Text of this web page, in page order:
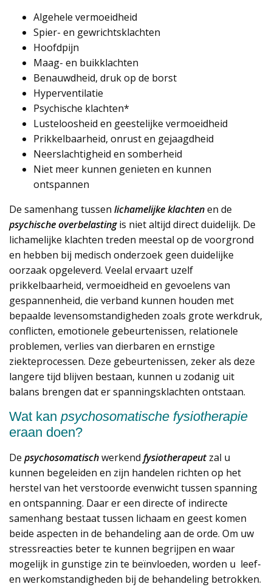
Algehele vermoeidheid
Spier- en gewrichtsklachten
Hoofdpijn
Maag- en buikklachten
Benauwdheid, druk op de borst
Hyperventilatie
Psychische klachten*
Lusteloosheid en geestelijke vermoeidheid
Prikkelbaarheid, onrust en gejaagdheid
Neerslachtigheid en somberheid
Niet meer kunnen genieten en kunnen
ontspannen
De samenhang tussen lichamelijke klachtenen de
psychische overbelastingis niet altijd direct duidelijk. De
lichamelijke klachten treden meestal op de voorgrond
en hebben bij medisch onderzoek geen duidelijke
oorzaak opgeleverd. Veelal ervaart uzelf
prikkelbaarheid, vermoeidheid en gevoelens van
gespannenheid, die verband kunnen houden met
bepaalde levensomstandigheden zoals grote werkdruk,
conflicten, emotionele gebeurtenissen, relationele
problemen, verlies van dierbaren en ernstige
ziekteprocessen. Deze gebeurtenissen, zeker als deze
langere tijd blijven bestaan, kunnen u zodanig uit
balans brengen dat er spanningsklachten ontstaan.
Wat kan psychosomatische fysiotherapie
eraan doen?
De psychosomatischwerkend fysiotherapeutzal u
kunnen begeleiden en zijn handelen richten op het
herstel van het verstoorde evenwicht tussen spanning
en ontspanning. Daar er een directe of indirecte
samenhang bestaat tussen lichaam en geest komen
beide aspecten in de behandeling aan de orde. Om uw
stressreacties beter te kunnen begrijpen en waar
mogelijk in gunstige zin te beïnvloeden, worden u leef-
en werkomstandigheden bij de behandeling betrokken.